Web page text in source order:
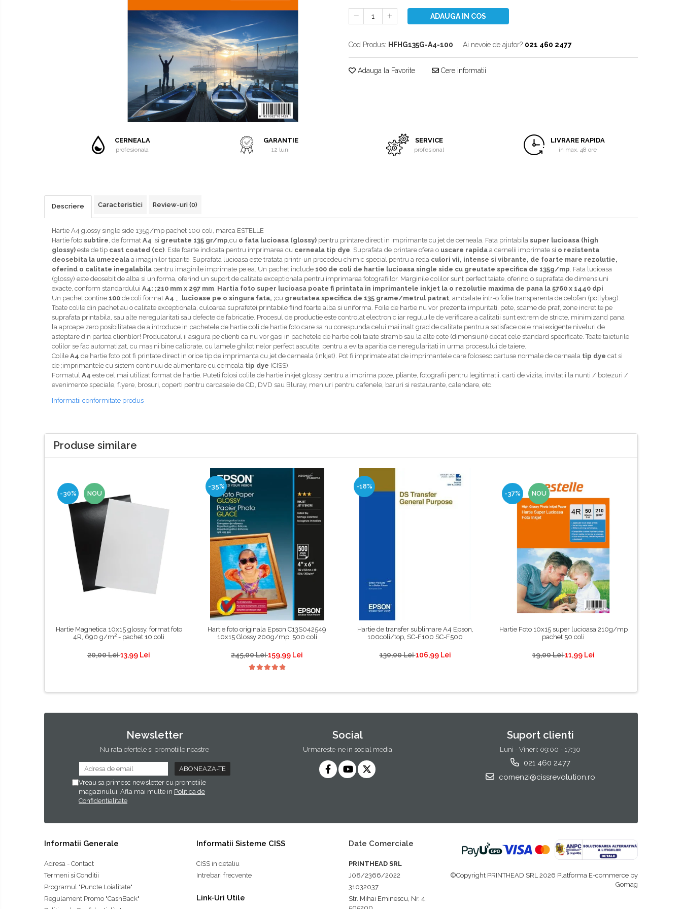
ADAUGA IN COS
Cod Produs: HFHG135G-A4-100 Ai nevoie de ajutor? 021 460 2477
Adauga la Favorite Cere informatii
CERNEALA
profesionala
GARANTIE
12 luni
SERVICE
profesional
LIVRARE RAPIDA
in max. 48 ore
Descriere Caracteristici Review-uri (0)
Hartie A4 glossy single side 135g/mp pachet 100 coli, marca ESTELLE
Hartie foto subtire, de format A4 ;si greutate 135 gr/mp,cu o fata lucioasa (glossy) pentru printare direct in imprimante cu jet de cerneala. Fata printabila super lucioasa (high
glossy) este de tip cast coated (cc). Este foarte indicata pentru imprimarea cu cerneala tip dye. Suprafata de printare ofera o uscare rapida a cernelii imprimate si o rezistenta
deosebita la umezeala a imaginilor tiparite. Suprafata lucioasa este tratata printr-un procedeu chimic special pentru a reda culori vii, intense si vibrante, de foarte mare rezolutie,
oferind o calitate inegalabila pentru imaginile imprimate pe ea. Un pachet include 100 de coli de hartie lucioasa single side cu greutate specifica de 135g/mp. Fata lucioasa
(glossy) este deosebit de alba si uniforma, oferind un suport de calitate exceptionala pentru imprimarea fotografiilor. Marginile colilor sunt perfect taiate, oferind o suprafata de dimensiuni
exacte, conform standardului A4: ;210 mm x 297 mm. Hartia foto super lucioasa poate fi printata in imprimantele inkjet la o rezolutie maxima de pana la 5760 x 1440 dpi
Un pachet contine 100 de coli format A4 ;, ;lucioase pe o singura fata, ;cu greutatea specifica de 135 grame/metrul patrat, ambalate intr-o folie transparenta de celofan (pollybag).
Toate colile din pachet au o calitate exceptionala, culoarea suprafetei printabile fiind foarte alba si uniforma. Foile de hartie nu vor prezenta impuritati, pete, scame de praf, zone incretite pe
suprafata printabila, sau alte neregularitati sau defecte de fabricatie. Procesul de productie este controlat electronic iar reguluile de verificare a calitatii sunt extrem de stricte, minimizand pana
la aproape zero posibilitatea de a introduce in pachetele de hartie coli de hartie foto care sa nu corespunda celui mai inalt grad de calitate pentru a satisface cele mai exigente niveluri de
asteptare din partea clientilor! Producatorul ii asigura pe clienti ca nu vor gasi in pachetele de hartie coli taiate stramb sau la alte cote (dimensiuni) decat cele standard specificate. Toate taieturile
colilor se fac automatizat, cu masini bine calibrate, cu lamele ghilotinelor perfect ascutite, pentru a evita aparitia de neregularitati in urma procesului de taiere.
Colile A4 de hartie foto pot fi printate direct in orice tip de imprimanta cu jet de cerneala (inkjet). Pot fi imprimate atat de imprimantele care folosesc cartuse normale de cerneala tip dye cat si
de ;imprimantele cu sistem continuu de alimentare cu cerneala tip dye (CISS).
Formatul A4 este cel mai utilizat format de hartie. Puteti folosi colile de hartie inkjet glossy pentru a imprima poze, pliante, fotografii pentru legitimatii, carti de vizita, invitatii la nunti / botezuri /
evenimente speciale, flyere, brosuri, coperti pentru carcasele de CD, DVD sau Bluray, meniuri pentru cafenele, baruri si restaurante, calendare, etc.
Informatii conformitate produs
Produse similare
-30% NOU
Hartie Magnetica 10x15 glossy, format foto
4R, 690 g/m² - pachet 10 coli
20,00 Lei13,99 Lei
-35%
Hartie foto originala Epson C13S042549
10x15 Glossy 200g/mp, 500 coli
245,00 Lei159,99 Lei
-18%
Hartie de transfer sublimare A4 Epson,
100coli/top, SC-F100 SC-F500
130,00 Lei106,99 Lei
-37% NOU
Hartie Foto 10x15 super lucioasa 210g/mp
pachet 50 coli
19,00 Lei11,99 Lei
Newsletter
Nu rata ofertele si promotiile noastre
Vreau sa primesc newsletter cu promotiile
magazinului. Afla mai multe in Politica de
Confidentialitate
Social
Urmareste-ne in social media
Suport clienti
Luni - Vineri: 09:00 - 17:30
021 460 2477
comenzi@cissrevolution.ro
Informatii Generale
Adresa - Contact
Termeni si Conditii
Programul "Puncte Loialitate"
Regulament Promo "CashBack"
Informatii Sisteme CISS
CISS in detaliu
Intrebari frecvente
Link-Uri Utile
Date Comerciale
PRINTHEAD SRL
J08/2366/2022
31032037
Str. Mihai Eminescu, Nr. 4,
©Copyright PRINTHEAD SRL 2026 Platforma E-commerce by
Gomag